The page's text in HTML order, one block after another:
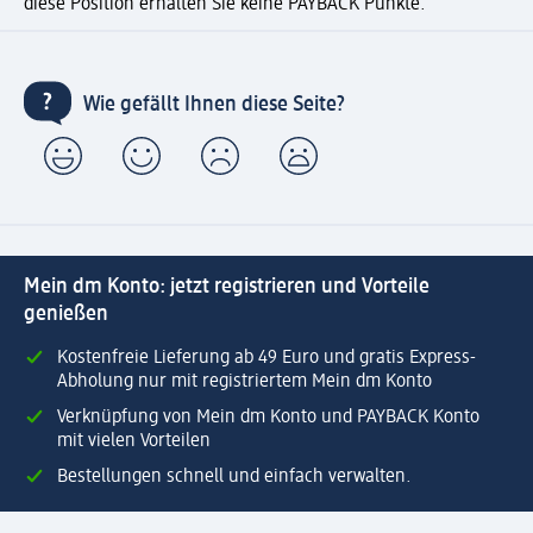
diese Position erhalten Sie keine PAYBACK Punkte.
Wie gefällt Ihnen diese Seite?
Mein dm Konto: jetzt registrieren und Vorteile
genießen
Kostenfreie Lieferung ab 49 Euro und gratis Express-
Abholung nur mit registriertem Mein dm Konto
Verknüpfung von Mein dm Konto und PAYBACK Konto
mit vielen Vorteilen
Bestellungen schnell und einfach verwalten.